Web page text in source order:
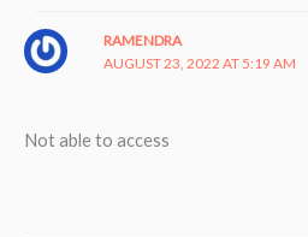
RAMENDRA
AUGUST 23, 2022 AT 5:19 AM
Not able to access